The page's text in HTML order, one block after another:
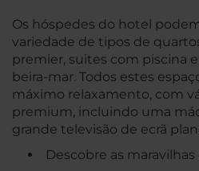
Os hóspedes do hotel
variedade de tipos de
premier, suites com piscina
beira-mar. Todos estes
máximo relaxamento, com
premium, incluindo uma
grande televisão de ecrã
Descobre as